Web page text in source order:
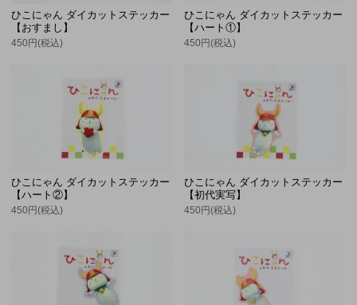
ひこにゃん ダイカットステッカー
【おすまし】
450円(税込)
ひこにゃん ダイカットステッカー
【ハート①】
450円(税込)
ひこにゃん ダイカットステッカー
【ハート②】
450円(税込)
ひこにゃん ダイカットステッカー
【初代実写】
450円(税込)